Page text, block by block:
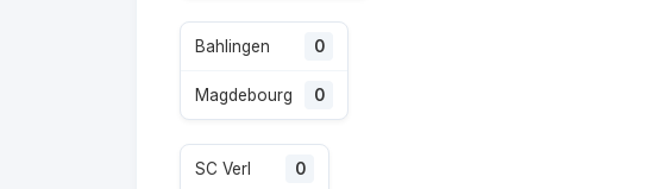
Bahlingen 0
Magdebourg 0
SC Verl 0